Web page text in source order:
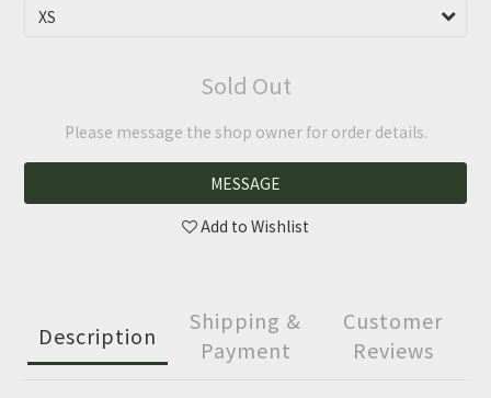
Sold Out
Please message the shop owner for order details.
MESSAGE
Add to Wishlist
Description
Shipping &
Payment
Customer
Reviews